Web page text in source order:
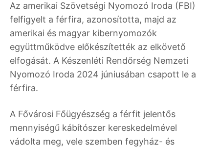
Az amerikai Szövetségi Nyomozó Iroda (FBI)
felfigyelt a férfira, azonosította, majd az
amerikai és magyar kibernyomozók
együttműködve előkészítették az elkövető
elfogását. A Készenléti Rendőrség Nemzeti
Nyomozó Iroda 2024 júniusában csapott le a
férfira.
A Fővárosi Főügyészség a férfit jelentős
mennyiségű kábítószer kereskedelmével
vádolta meg, vele szemben fegyház- és